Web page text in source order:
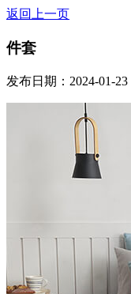
返回上一页
件套
发布日期：2024-01-23